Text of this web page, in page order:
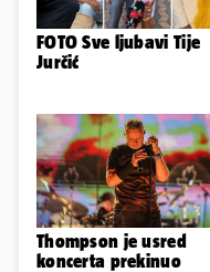
FOTO Sve ljubavi Tije
Jurčić
Thompson je usred
koncerta prekinuo